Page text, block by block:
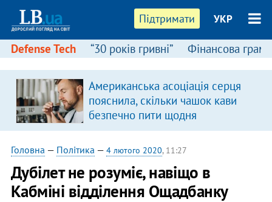
Підтримати УКР
Defense Tech “30 років гривні” Фінансова
Американська асоціація серця
пояснила, скільки чашок кави
безпечно пити щодня
Головна — Політика — 4 лютого 2020, 11:27
Дубілет не розуміє, навіщо в
Кабміні відділення Ощадбанку